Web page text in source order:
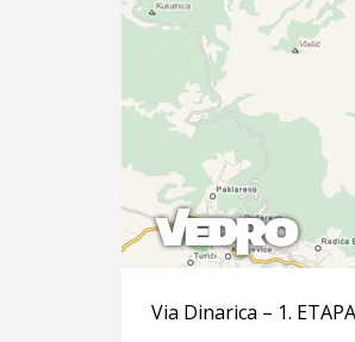
Via Dinarica – 1.